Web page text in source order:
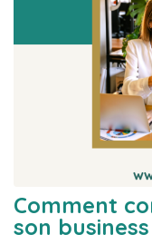
Comment
son business